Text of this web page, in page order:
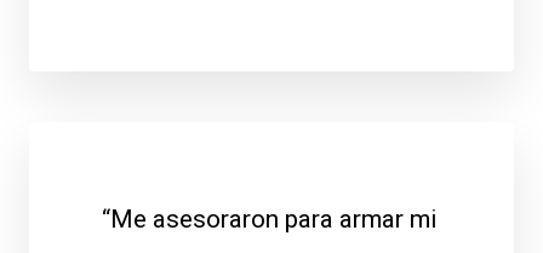
“Me asesoraron para armar mi